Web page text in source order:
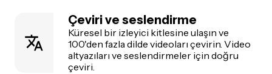
Çeviri ve seslendirme
Küresel bir izleyici kitlesine ulaşın ve
100'den fazla dilde videoları çevirin. Video
altyazıları ve seslendirmeler için doğru
çeviri.